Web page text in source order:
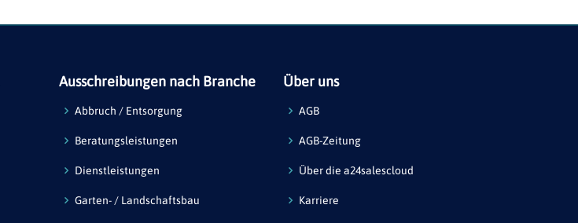
Ausschreibungen nach Branche
Abbruch / Entsorgung
Beratungsleistungen
Dienstleistungen
Garten- / Landschaftsbau
Über uns
AGB
AGB-Zeitung
Über die a24salescloud
Karriere